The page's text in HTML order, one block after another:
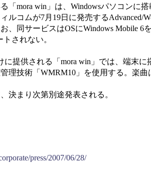
mora win」は、Windowsパソコンに搭
ルコムが7月19日に発売するAdvanced/
、同サービスはOSにWindows Mobile 6
されない。
に提供される「mora win」では、端末に
理技術「WMRM10」を使用する。楽曲
決まり次第別途発表される。
press/2007/06/28/